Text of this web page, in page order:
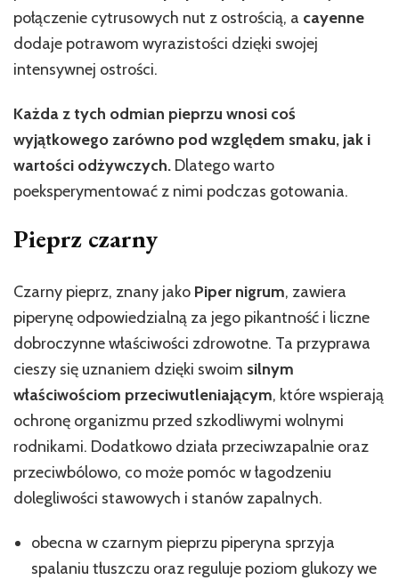
połączenie cytrusowych nut z ostrością, a cayenne
dodaje potrawom wyrazistości dzięki swojej
intensywnej ostrości.
Każda z tych odmian pieprzu wnosi coś
wyjątkowego zarówno pod względem smaku, jak i
wartości odżywczych. Dlatego warto
poeksperymentować z nimi podczas gotowania.
Pieprz czarny
Czarny pieprz, znany jako Piper nigrum, zawiera
piperynę odpowiedzialną za jego pikantność i liczne
dobroczynne właściwości zdrowotne. Ta przyprawa
cieszy się uznaniem dzięki swoim silnym
właściwościom przeciwutleniającym, które wspierają
ochronę organizmu przed szkodliwymi wolnymi
rodnikami. Dodatkowo działa przeciwzapalnie oraz
przeciwbólowo, co może pomóc w łagodzeniu
dolegliwości stawowych i stanów zapalnych.
obecna w czarnym pieprzu piperyna sprzyja
spalaniu tłuszczu oraz reguluje poziom glukozy we